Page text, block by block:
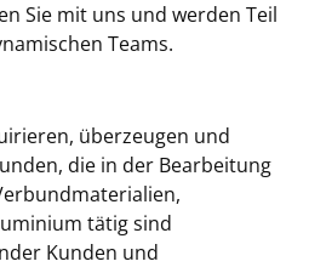
Sie mit uns und werden Teil
Teams.
überzeugen und
die in der Bearbeitung
tätig sind
Kunden und